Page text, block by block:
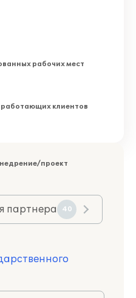
рабочих мест
клиентов
проект
партнера 40